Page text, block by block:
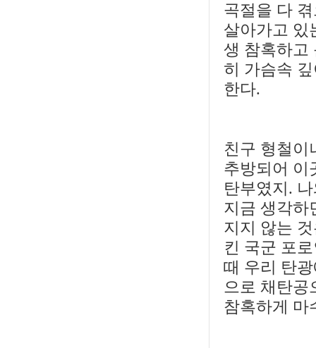
곡절을 다
살아가고 있
생 참혹하고
히 가슴속
한다.
친구 형철이
추방되어 이
탄부였지.
지금 생각하
지지 않는
킨 국군 포
때 우리 탄
으로 채탄공
참혹하게 마